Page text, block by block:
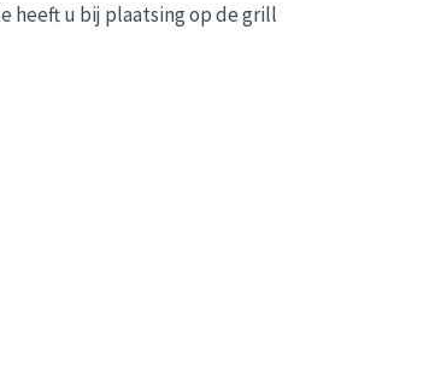
heeft u bij plaatsing op de grill